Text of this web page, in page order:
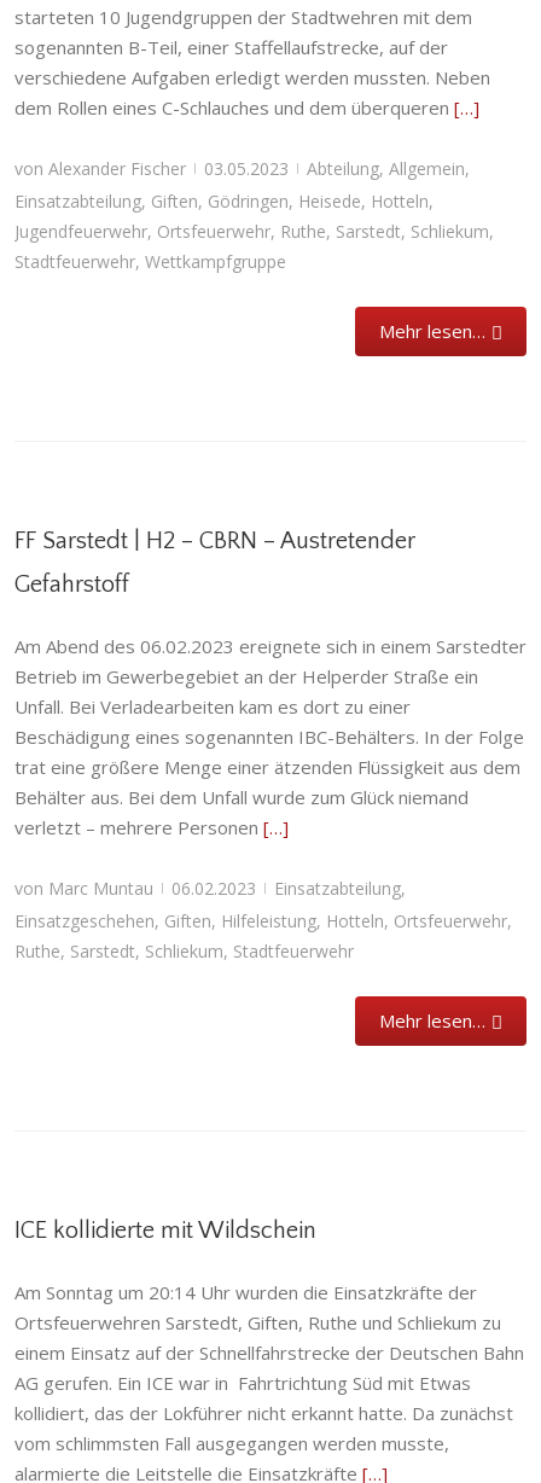
starteten 10 Jugendgruppen der Stadtwehren mit dem
sogenannten B-Teil, einer Staffellaufstrecke, auf der
verschiedene Aufgaben erledigt werden mussten. Neben
dem Rollen eines C-Schlauches und dem überqueren […]
von Alexander Fischer | 03.05.2023 | Abteilung, Allgemein,
Einsatzabteilung, Giften, Gödringen, Heisede, Hotteln,
Jugendfeuerwehr, Ortsfeuerwehr, Ruthe, Sarstedt, Schliekum,
Stadtfeuerwehr, Wettkampfgruppe
Mehr lesen…
FF Sarstedt | H2 – CBRN – Austretender
Gefahrstoff
Am Abend des 06.02.2023 ereignete sich in einem Sarstedter
Betrieb im Gewerbegebiet an der Helperder Straße ein
Unfall. Bei Verladearbeiten kam es dort zu einer
Beschädigung eines sogenannten IBC-Behälters. In der Folge
trat eine größere Menge einer ätzenden Flüssigkeit aus dem
Behälter aus. Bei dem Unfall wurde zum Glück niemand
verletzt – mehrere Personen […]
von Marc Muntau | 06.02.2023 | Einsatzabteilung,
Einsatzgeschehen, Giften, Hilfeleistung, Hotteln, Ortsfeuerwehr,
Ruthe, Sarstedt, Schliekum, Stadtfeuerwehr
Mehr lesen…
ICE kollidierte mit Wildschein
Am Sonntag um 20:14 Uhr wurden die Einsatzkräfte der
Ortsfeuerwehren Sarstedt, Giften, Ruthe und Schliekum zu
einem Einsatz auf der Schnellfahrstrecke der Deutschen Bahn
AG gerufen. Ein ICE war in Fahrtrichtung Süd mit Etwas
kollidiert, das der Lokführer nicht erkannt hatte. Da zunächst
vom schlimmsten Fall ausgegangen werden musste,
alarmierte die Leitstelle die Einsatzkräfte […]